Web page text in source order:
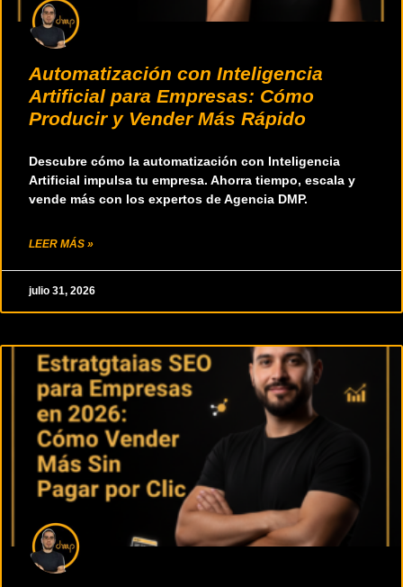
Automatización con Inteligencia
Artificial para Empresas: Cómo
Producir y Vender Más Rápido
Descubre cómo la automatización con Inteligencia
Artificial impulsa tu empresa. Ahorra tiempo, escala y
vende más con los expertos de Agencia DMP.
LEER MÁS »
julio 31, 2026